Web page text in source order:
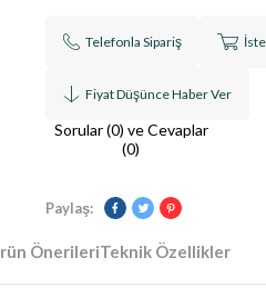
Telefonla Sipariş
Fiyat Düşünce Haber Ver
Sorular (0) ve Cevaplar
(0)
Paylaş:
ÖnerileriTeknik Özellikler